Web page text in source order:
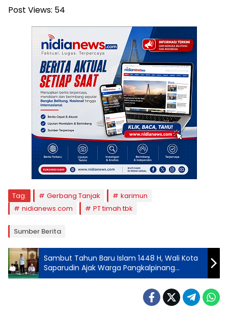
Post Views: 54
Tag: Gerbang Tanjak
karimun
nidianews.com
PT timah tbk
Sumber Berita
Sambut Tahun Baru Islam 1448 H, Wali Kota
Saparudin Ajak Warga Pangkalpinang
Perkuat Silaturahmi dan Tingkatkan Ibadah